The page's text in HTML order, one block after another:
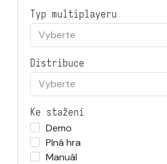
Typ multiplayeru
Vyberte
Distribuce
Vyberte
Ke stažení
Demo
Plná hra
Manuál